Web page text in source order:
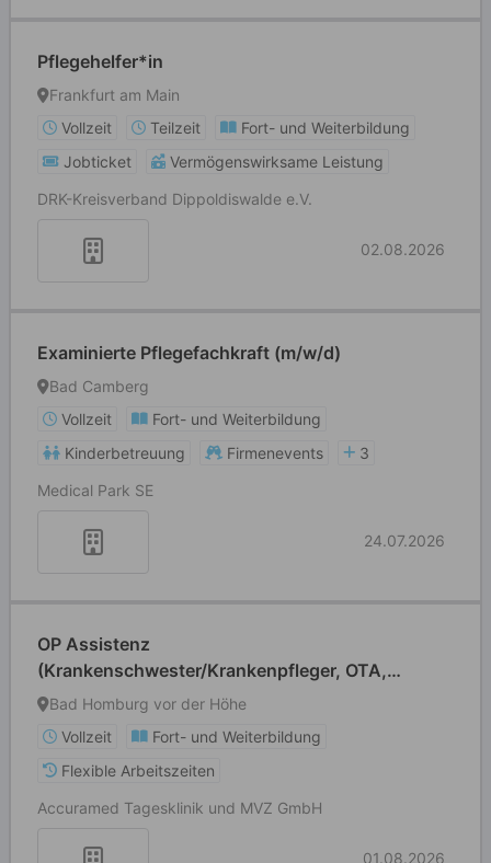
Pflegehelfer*in
Frankfurt am Main
Vollzeit
Teilzeit
Fort- und Weiterbildung
Jobticket
Vermögenswirksame Leistung
DRK-Kreisverband Dippoldiswalde e.V.
02.08.2026
Examinierte Pflegefachkraft (m/w/d)
Bad Camberg
Vollzeit
Fort- und Weiterbildung
Kinderbetreuung
Firmenevents
3
Medical Park SE
24.07.2026
OP Assistenz
(Krankenschwester/Krankenpfleger, OTA,
Medizin. Fachangestellte mit Erfahrung im
Tagesklinik in Bad Homburg
Bad Homburg vor der Höhe
Vollzeit
Fort- und Weiterbildung
Flexible Arbeitszeiten
Accuramed Tagesklinik und MVZ GmbH
01.08.2026